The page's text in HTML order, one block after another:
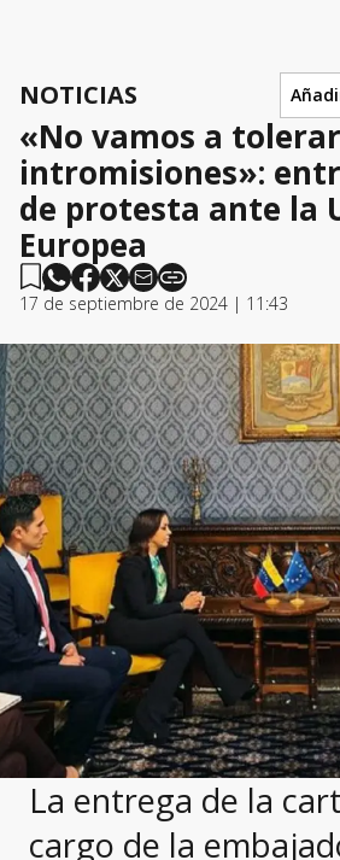
NOTICIAS
«No vamos a
intromisiones»:
de protesta ante la
Europea
17 de septiembre de 2024 | 11:43
La entrega de la
cargo de la